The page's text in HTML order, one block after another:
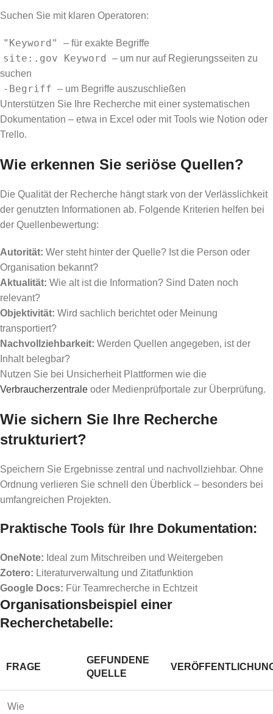
Suchen Sie mit klaren Operatoren:
"Keyword" – für exakte Begriffe
site:.gov Keyword
– um nur auf Regierungsseiten zu
suchen
-Begriff – um Begriffe auszuschließen
Unterstützen Sie Ihre Recherche mit einer systematischen
Dokumentation – etwa in Excel oder mit Tools wie Notion oder
Trello.
Wie erkennen Sie seriöse Quellen?
Die Qualität der Recherche hängt stark von der Verlässlichkeit
der genutzten Informationen ab. Folgende Kriterien helfen bei
der Quellenbewertung:
Autorität: Wer steht hinter der Quelle? Ist die Person oder
Organisation bekannt?
Aktualität: Wie alt ist die Information? Sind Daten noch
relevant?
Objektivität: Wird sachlich berichtet oder Meinung
transportiert?
Nachvollziehbarkeit: Werden Quellen angegeben, ist der
Inhalt belegbar?
Nutzen Sie bei Unsicherheit Plattformen wie die
Verbraucherzentrale oder Medienprüfportale zur Überprüfung.
Wie sichern Sie Ihre Recherche
strukturiert?
Speichern Sie Ergebnisse zentral und nachvollziehbar. Ohne
Ordnung verlieren Sie schnell den Überblick – besonders bei
umfangreichen Projekten.
Praktische Tools für Ihre Dokumentation:
OneNote: Ideal zum Mitschreiben und Weitergeben
Zotero: Literaturverwaltung und Zitatfunktion
Google Docs: Für Teamrecherche in Echtzeit
Organisationsbeispiel einer
Recherchetabelle:
FRAGE
GEFUNDENE
QUELLE
Wie